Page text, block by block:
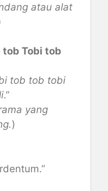
atau alat
Tobi tob
tob tob tobi
.”
yang
)